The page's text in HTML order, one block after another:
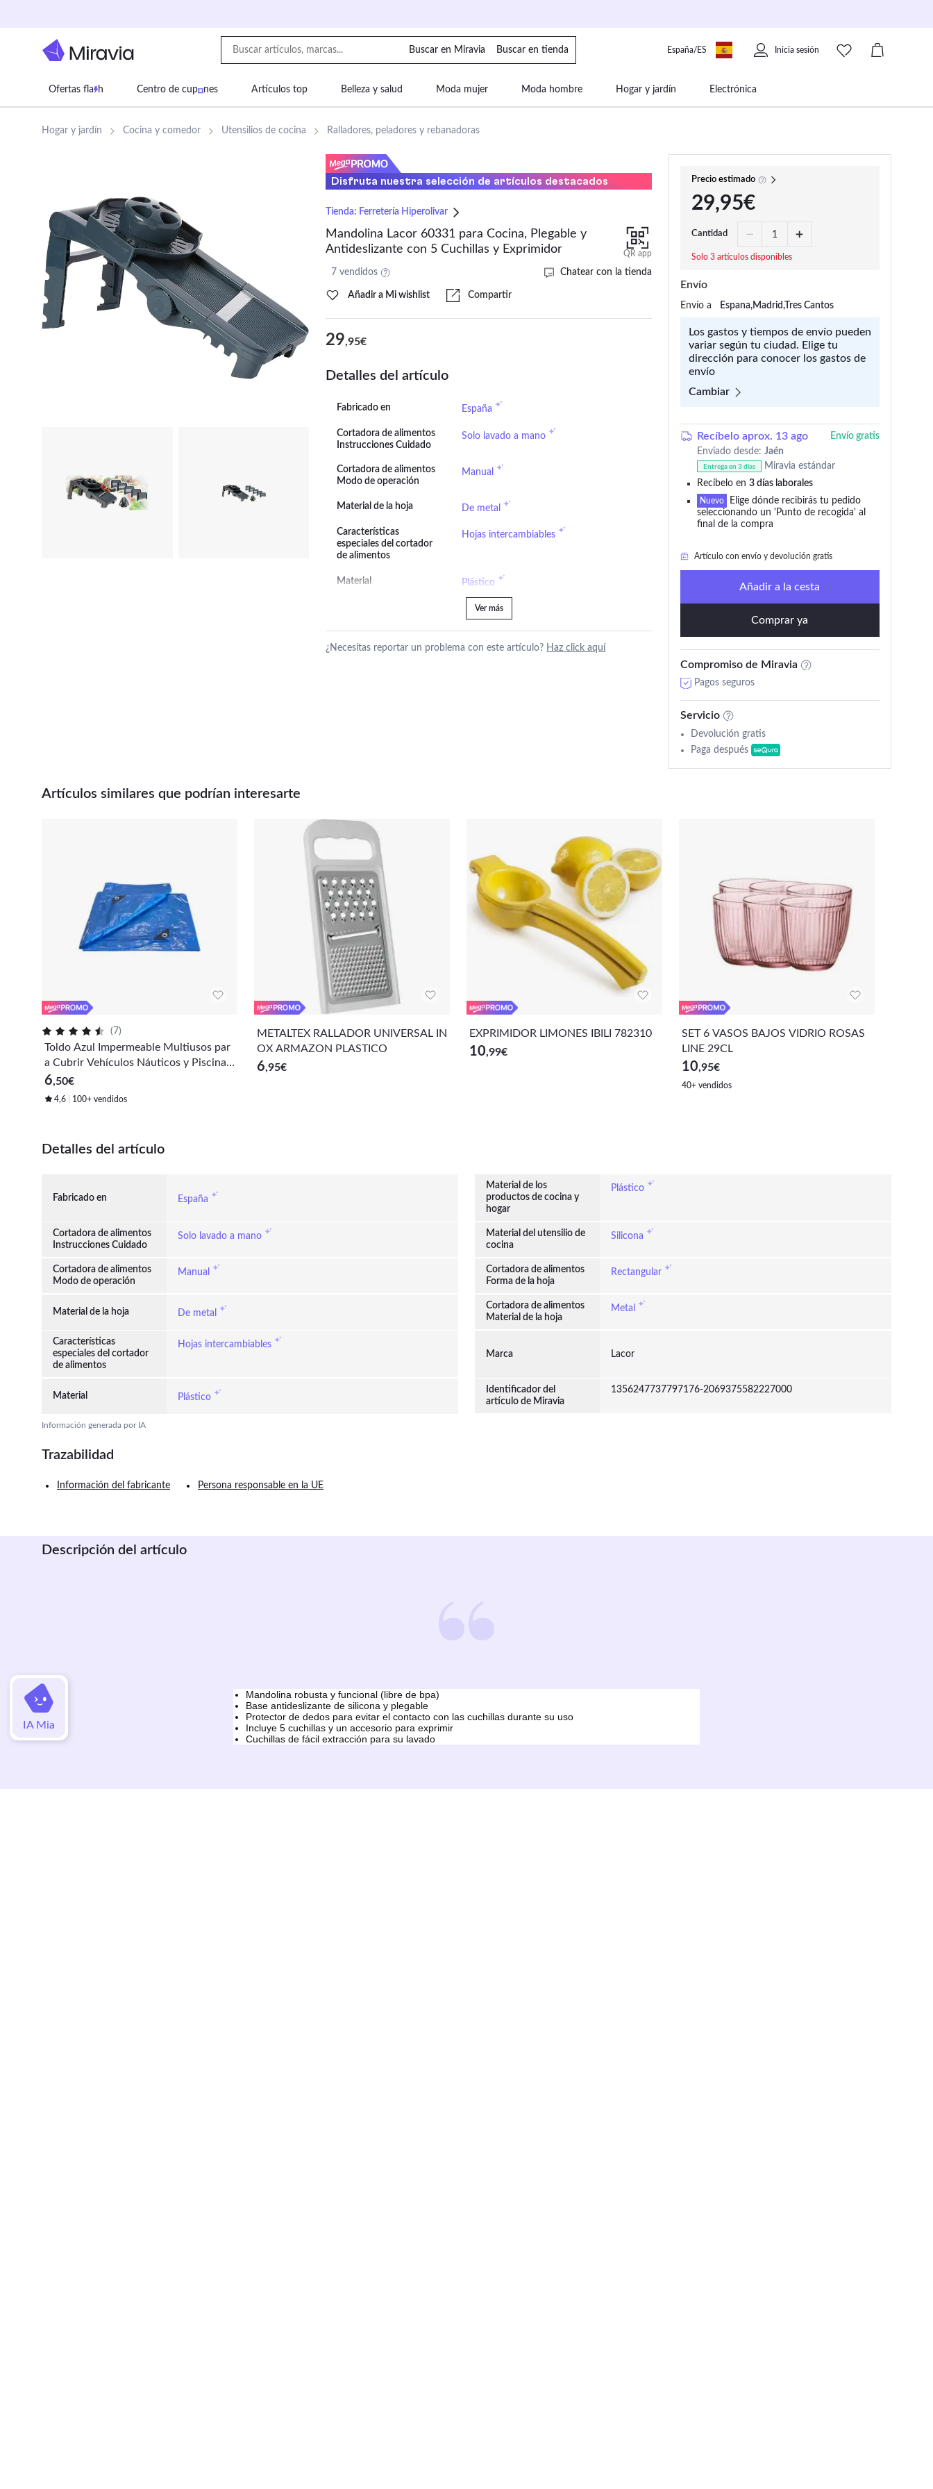
Buscar en Miravia Buscar en tienda España/ES Inicia sesión
Ofertas fla h Centro de cup nes Artículos top Belleza y salud Moda mujer Moda hombre Hogar y jardín Electrónica
Supermercado Juguetes Deportes Equipaje Mascotas Bebé
Hogar y jardín Cocina y comedor Utensilios de cocina Ralladores, peladores y rebanadoras
IA Mia
Disfruta nuestra selección de artículos destacados
Tienda: Ferretería Hiperolivar
Mandolina Lacor 60331 para Cocina, Plegable y
Antideslizante con 5 Cuchillas y Exprimidor
QR app
7 vendidos Chatear con la tienda
Añadir a Mi wishlist Compartir
29,95€
Detalles del artículo
Fabricado en España
Cortadora de alimentos
Instrucciones Cuidado
Solo lavado a mano
Cortadora de alimentos
Modo de operación
Manual
Material de la hoja De metal
Características
especiales del cortador
de alimentos
Hojas intercambiables
Material Plástico
Ver más
¿Necesitas reportar un problema con este artículo? Haz click aquí
Precio estimado
29,95€
Cantidad
Solo 3 artículos disponibles
Envío
Envío a Espana,Madrid,Tres Cantos
Los gastos y tiempos de envío pueden
variar según tu ciudad. Elige tu
dirección para conocer los gastos de
envío
Cambiar
Recíbelo aprox. 13 ago
Envío gratis
Enviado desde: Jaén
Entrega en 3 días
Miravia estándar
Recíbelo en 3 días laborales
Nuevo
Elige dónde recibirás tu pedido
seleccionando un 'Punto de recogida' al
final de la compra
Artículo con envío y devolución gratis
Soloquedan 3en stock
Artículo con envío y devolución gratis
Añadir a la cesta
Comprar ya
Compromiso de Miravia
Pagos seguros
Servicio
Devolución gratis
Paga después
Artículos similares que podrían interesarte
( 7)
Toldo Azul Impermeable Multiusos par
a Cubrir Vehículos Náuticos y Piscinas
con Ojales Reforzados
6,50€
4,6 100+ vendidos
METALTEX RALLADOR UNIVERSAL IN
OX ARMAZON PLASTICO
6,95€
EXPRIMIDOR LIMONES IBILI 782310
10,99€
SET 6 VASOS BAJOS VIDRIO ROSAS
LINE 29CL
10,95€
40+ vendidos
Detalles del artículo
Fabricado en España
Material de los
productos de cocina y
hogar
Plástico
Cortadora de alimentos
Instrucciones Cuidado
Solo lavado a mano
Material del utensilio de
cocina
Silicona
Cortadora de alimentos
Modo de operación
Manual
Cortadora de alimentos
Forma de la hoja
Rectangular
Material de la hoja De metal
Cortadora de alimentos
Material de la hoja
Metal
Características
especiales del cortador
de alimentos
Hojas intercambiables
Marca
Lacor
Material Plástico
Identificador del
artículo de Miravia
1356247737797176-2069375582227000
Información generada por IA
Trazabilidad
Información del fabricante Persona responsable en la UE
Descripción del artículo
Mandolina robusta y funcional (libre de bpa)
Base antideslizante de silicona y plegable
Protector de dedos para evitar el contacto con las cuchillas durante su uso
Incluye 5 cuchillas y un accesorio para exprimir
Cuchillas de fácil extracción para su lavado